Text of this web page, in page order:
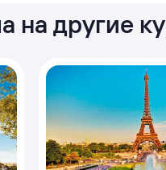
на другие